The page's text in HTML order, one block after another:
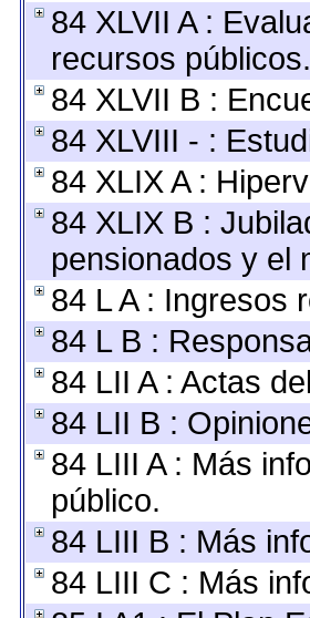
84 XLVII A :
recursos públicos.
84 XLVII B :
84 XLVIII - :
84 XLIX A :
84 XLIX B :
pensionados y el
84 L A : Ingresos
84 L B :
84 LII A : Actas
84 LII B :
84 LIII A : Más
público.
84 LIII B : Más
84 LIII C : Más